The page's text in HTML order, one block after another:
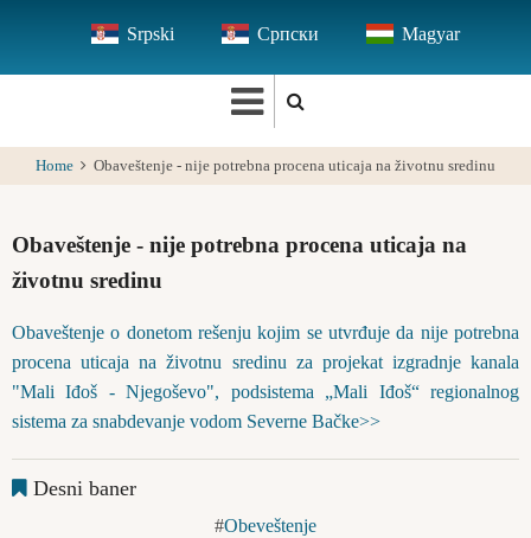
main
Srpski Српски Magyar
Home Obaveštenje - nije potrebna procena uticaja na životnu sredinu
Obaveštenje - nije potrebna procena uticaja na
životnu sredinu
Obaveštenje o donetom rešenju kojim se utvrđuje da nije potrebna
procena uticaja na životnu sredinu za projekat izgradnje kanala
"Mali Iđoš - Nјegoševo", podsistema „Mali Iđoš“ regionalnog
sistema za snabdevanje vodom Severne Bačke>>
Desni baner
Obeveštenje